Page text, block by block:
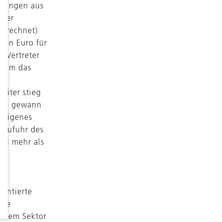
aus
Euro für
Vertreter
das
stieg
gewann
des
mehr als
dem Sektor